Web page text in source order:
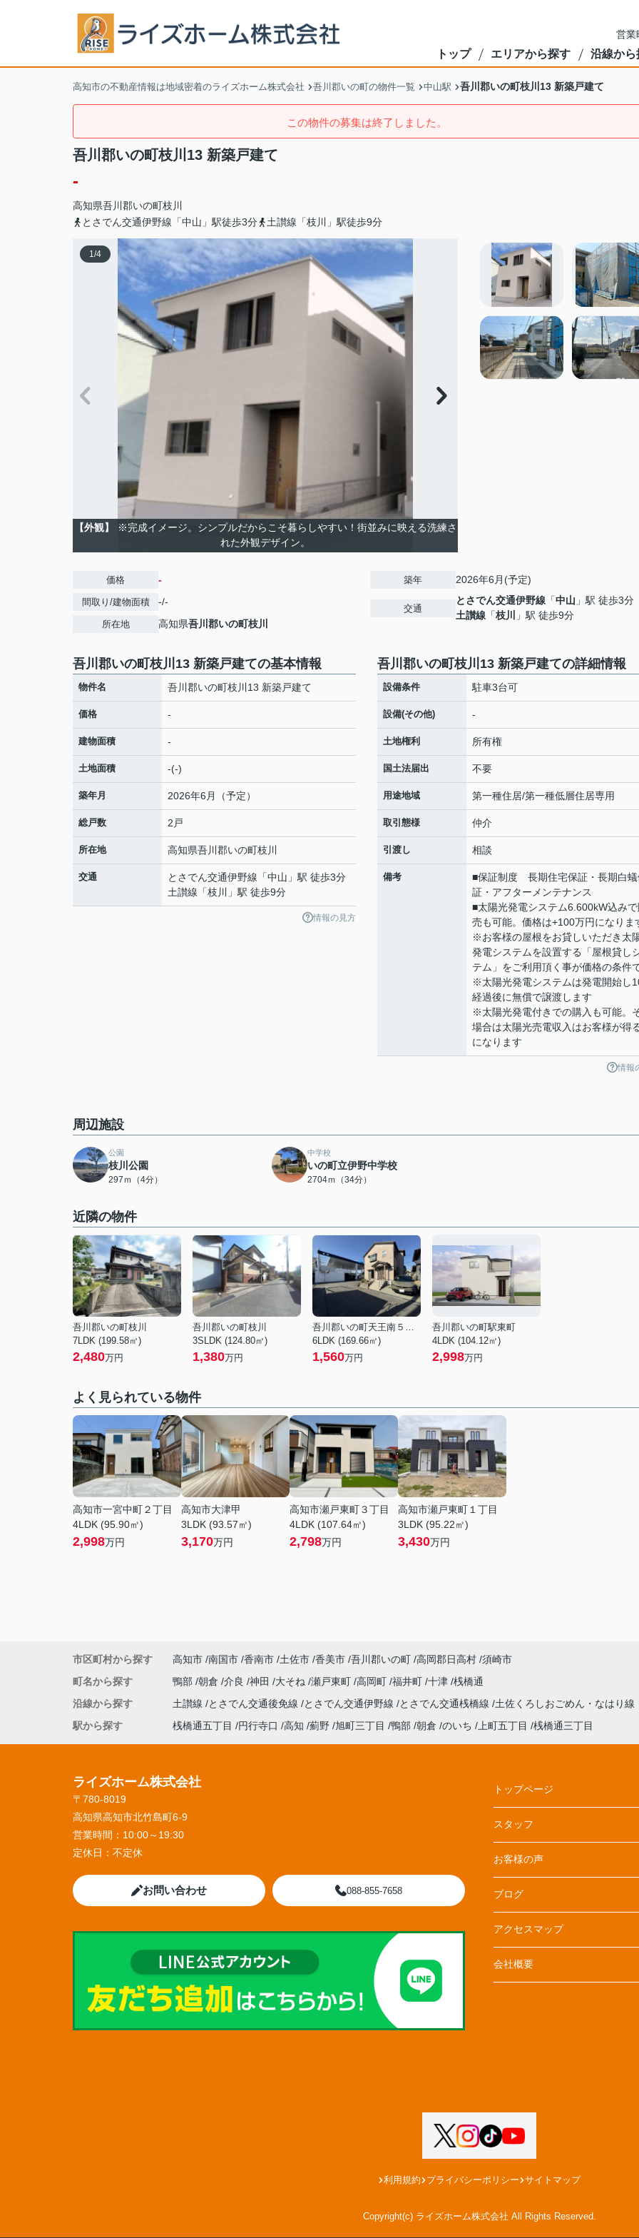
営
トップ エリアから探す 沿線から
高知市の不動産情報は地域密着のライズホーム株式会社 吾川郡いの町の物件一覧 中山駅 吾川郡いの町枝川13 新築戸建て
この物件の募集は終了しました。
吾川郡いの町枝川13 新築戸建て
-
高知県吾川郡いの町枝川
とさでん交通伊野線「中山」駅徒歩3分
土讃線「枝川」駅徒歩9分
1/4
【外観】
※完成イメージ。シンプルだからこそ暮らしやすい！街並みに映える洗練さ
れた外観デザイン。
価格 -
間取り/建物面積 -/-
所在地 高知県吾川郡いの町枝川
築年 2026年6月(予定)
交通
とさでん交通伊野線 「中山 」駅 徒歩3分
土讃線 「枝川 」駅 徒歩9分
吾川郡いの町枝川13 新築戸建ての基本情報
物件名 吾川郡いの町枝川13 新築戸建て
価格 -
建物面積 -
土地面積 -(-)
築年月 2026年6月（予定）
総戸数 2戸
所在地 高知県吾川郡いの町枝川
交通 とさでん交通伊野線 「中山 」駅 徒歩3分
土讃線 「枝川 」駅 徒歩9分
情報の見方
吾川郡いの町枝川13 新築戸建ての詳細情報
設備条件 駐車3台可
設備(その他) -
土地権利 所有権
国土法届出 不要
用途地域 第一種住居/第一種低層住居専用
取引態様 仲介
引渡し 相談
備考
■保証制度 長期住宅保証・長期白蟻
証・アフターメンテナンス
■太陽光発電システム6.600kW込みで
売も可能。価格は+100万円になりま
※お客様の屋根をお貸しいただき太
発電システムを設置する「屋根貸し
テム」をご利用頂く事が価格の条件
※太陽光発電システムは発電開始し
経過後に無償で譲渡します
※太陽光発電付きでの購入も可能。
場合は太陽光売電収入はお客様が得
になります
情報
周辺施設
公園
枝川公園
297ｍ（4分）
中学校
いの町立伊野中学校
2704ｍ（34分）
近隣の物件
吾川郡いの町枝川
7LDK (199.58㎡)
2,480万円
吾川郡いの町枝川
3SLDK (124.80㎡)
1,380万円
吾川郡いの町天王南５丁目
6LDK (169.66㎡)
1,560万円
吾川郡いの町駅東町
4LDK (104.12㎡)
2,998万円
よく見られている物件
高知市一宮中町２丁目
4LDK (95.90㎡)
2,998万円
高知市大津甲
3LDK (93.57㎡)
3,170万円
高知市瀬戸東町３丁目
4LDK (107.64㎡)
2,798万円
高知市瀬戸東町１丁目
3LDK (95.22㎡)
3,430万円
市区町村から探す 高知市 南国市 香南市 土佐市 香美市 吾川郡いの町 高岡郡日高村 須崎市
町名から探す
鴨部 朝倉 介良 神田 大そね 瀬戸東町 高岡町 福井町 十津 桟橋通
沿線から探す
土讃線 とさでん交通後免線 とさでん交通伊野線 とさでん交通桟橋線
土佐くろしおごめん・なはり線
駅から探す
桟橋通五丁目 円行寺口 高知 薊野 旭町三丁目 鴨部 朝倉 のいち 上町五丁目 桟橋通三丁目
ライズホーム株式会社
〒780-8019
高知県高知市北竹島町6-9
営業時間： 10:00～19:30
定休日： 不定休
お問い合わせ 088-855-7658
トップページ
スタッフ
お客様の声
ブログ
アクセスマップ
会社概要
利用規約 プライバシーポリシー サイトマップ
Copyright(c) ライズホーム株式会社 All Rights Reserved.